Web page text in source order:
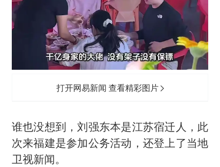
打开网易新闻 查看精彩图片
谁也没想到，刘强东本是江苏宿迁人，此
次来福建是参加公务活动，还登上了当地
卫视新闻。